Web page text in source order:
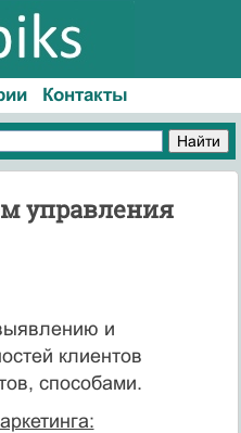
Контакты
управления
и
клиентов
способами.